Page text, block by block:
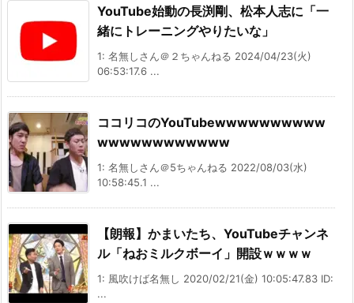
YouTube始動の長渕剛、松本人志に「一
緒にトレーニングやりたいな」
1: 名無しさん＠２ちゃんねる 2024/04/23(火)
06:53:17.6 ...
ココリコのYouTubewwwwwwwwww
wwwwwwwwwwww
1: 名無しさん＠5ちゃんねる 2022/08/03(水)
10:58:45.1 ...
【朗報】かまいたち、YouTubeチャンネ
ル「ねおミルクボーイ」開設ｗｗｗｗ
1: 風吹けば名無し 2020/02/21(金) 10:05:47.83 ID:
...